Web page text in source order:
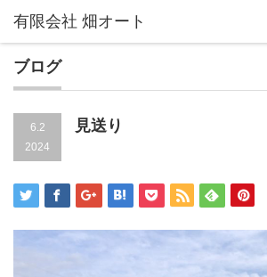
ブログ
6.2
2024
見送り